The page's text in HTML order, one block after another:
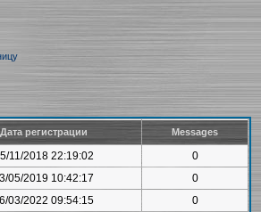
Дата регистрации Messages
11/2018 22:19:02
0
05/2019 10:42:17
0
03/2022 09:54:15
0